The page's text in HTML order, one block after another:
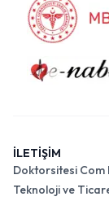
İLETİŞİM
Doktorsitesi Com
Teknoloji ve